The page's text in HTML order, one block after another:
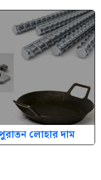
লোহার দাম